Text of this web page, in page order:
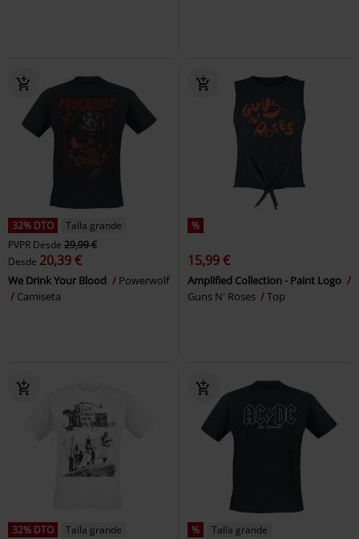
32% DTO
Talla grande
PVPR Desde 29,99 €
Desde 20,39 €
We Drink Your Blood
Powerwolf
Camiseta
%
15,99 €
Amplified Collection - Paint Logo
Guns N' Roses
Top
32% DTO
Talla grande
% Talla grande